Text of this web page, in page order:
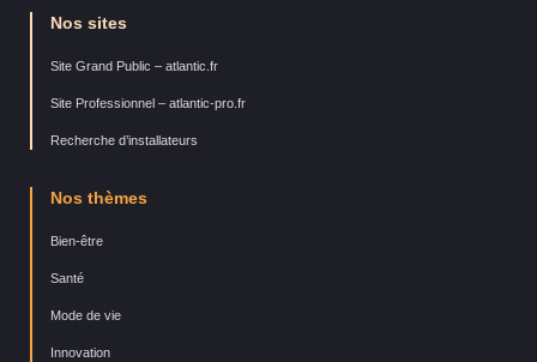
Nos sites
Site Grand Public – atlantic.fr
Site Professionnel – atlantic-pro.fr
Recherche d’installateurs
Nos thèmes
Bien-être
Santé
Mode de vie
Innovation